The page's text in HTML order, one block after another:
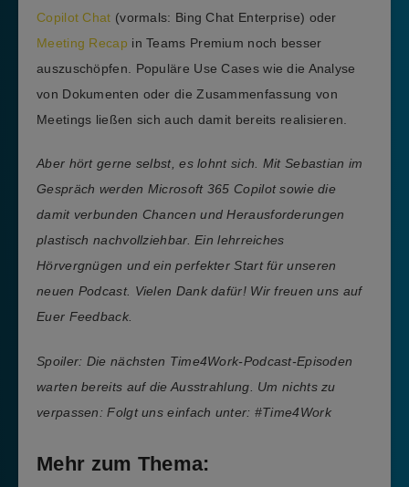
Copilot Chat (vormals: Bing Chat Enterprise) oder
Meeting Recap in Teams Premium noch besser
auszuschöpfen. Populäre Use Cases wie die Analyse
von Dokumenten oder die Zusammenfassung von
Meetings ließen sich auch damit bereits realisieren.
Aber hört gerne selbst, es lohnt sich. Mit Sebastian im
Gespräch werden Microsoft 365 Copilot sowie die
damit verbunden Chancen und Herausforderungen
plastisch nachvollziehbar. Ein lehrreiches
Hörvergnügen und ein perfekter Start für unseren
neuen Podcast. Vielen Dank dafür! Wir freuen uns auf
Euer Feedback.
Spoiler: Die nächsten Time4Work-Podcast-Episoden
warten bereits auf die Ausstrahlung. Um nichts zu
verpassen: Folgt uns einfach unter: #Time4Work
Mehr zum Thema: